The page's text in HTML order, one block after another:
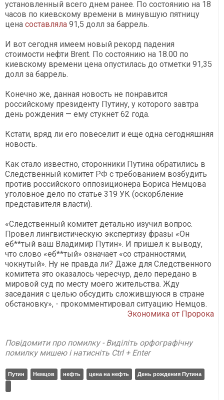
установленный всего днем ранее. По состоянию на 18
часов по киевскому времени в минувшую пятницу
цена составляла 91,5 долл за баррель.
И вот сегодня имеем новый рекорд падения
стоимости нефти Brent. По состоянию на 18.00 по
киевскому времени цена опустилась до отметки 91,35
долл за баррель.
Конечно же, данная новость не понравится
российскому президенту Путину, у которого завтра
день рождения — ему стукнет 62 года.
Кстати, вряд ли его повеселит и еще одна сегодняшняя
новость.
Как стало известно, сторонники Путина обратились в
Следственный комитет РФ с требованием возбудить
против российского оппозиционера Бориса Немцова
уголовное дело по статье 319 УК (оскорбление
представителя власти).
«Следственный комитет детально изучил вопрос.
Провел лингвистическую экспертизу фразы «Он
еб**тый ваш Владимир Путин». И пришел к выводу,
что слово «еб**тый» означает «со странностями,
чокнутый». Ну не правда ли? Даже для Следственного
комитета это оказалось чересчур, дело передано в
мировой суд по месту моего жительства. Жду
заседания с целью обсудить сложившуюся в стране
обстановку», - прокомментировал ситуацию Немцов.
Экономика от Пророка
Повідомити про помилку - Виділіть орфографічну
помилку мишею і натисніть Ctrl + Enter
Путин Немцов нефть цена на нефть День рождения Путина